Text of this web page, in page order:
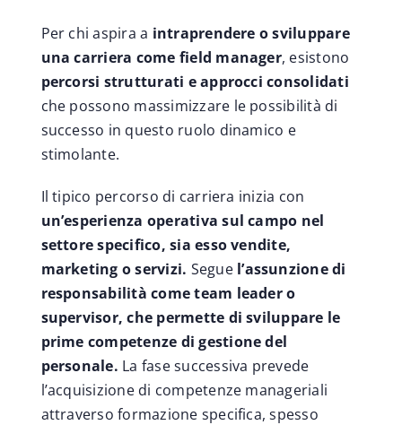
Per chi aspira a intraprendere o sviluppare
una carriera come field manager, esistono
percorsi strutturati e approcci consolidati
che possono massimizzare le possibilità di
successo in questo ruolo dinamico e
stimolante.
Il tipico percorso di carriera inizia con
un’esperienza operativa sul campo nel
settore specifico, sia esso vendite,
marketing o servizi. Seguel’assunzione di
responsabilità come team leader o
supervisor, che permette di sviluppare le
prime competenze di gestione del
personale. La fase successiva prevede
l’acquisizione di competenze manageriali
attraverso formazione specifica, spesso